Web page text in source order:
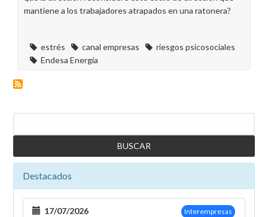
mantiene a los trabajadores atrapados en una ratonera?
estrés canal empresas
riesgos psicosociales
Endesa Energía
Destacados
Interempresas
17/07/2026